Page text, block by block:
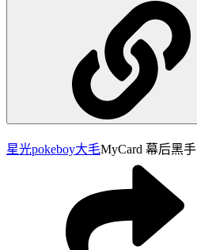
星光pokeboy大毛MyCard 幕后黑手